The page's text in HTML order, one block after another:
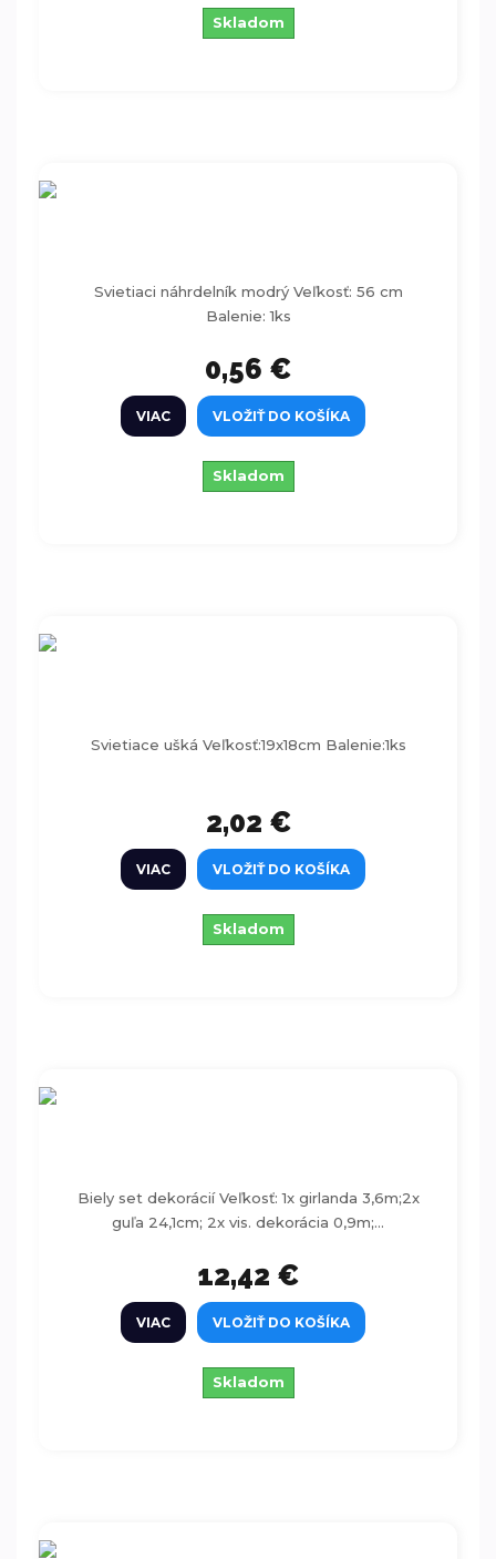
Skladom
Svietiaci náhrdelník modrý Veľkosť: 56 cm
Balenie: 1ks
0,56 €
VIAC VLOŽIŤ DO KOŠÍKA
Skladom
Svietiace ušká Veľkosť:19x18cm Balenie:1ks
2,02 €
VIAC VLOŽIŤ DO KOŠÍKA
Skladom
Biely set dekorácií Veľkosť: 1x girlanda 3,6m;2x
guľa 24,1cm; 2x vis. dekorácia 0,9m;...
12,42 €
VIAC VLOŽIŤ DO KOŠÍKA
Skladom